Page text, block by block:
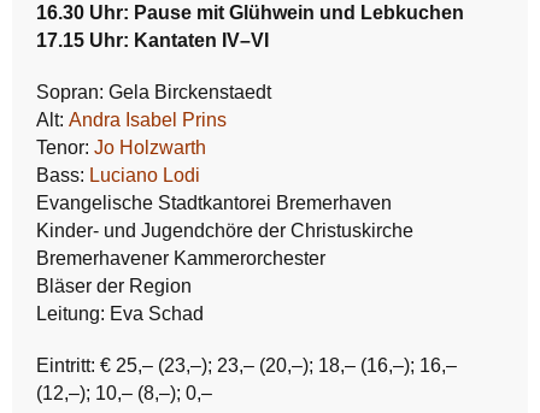
16.30 Uhr: Pause mit Glühwein und Lebkuchen
17.15 Uhr: Kantaten IV–VI
Sopran: Gela Birckenstaedt
Alt: Andra Isabel Prins
Tenor: Jo Holzwarth
Bass: Luciano Lodi
Evangelische Stadtkantorei Bremerhaven
Kinder- und Jugendchöre der Christuskirche
Bremerhavener Kammerorchester
Bläser der Region
Leitung: Eva Schad
Eintritt: € 25,– (23,–); 23,– (20,–); 18,– (16,–); 16,–
(12,–); 10,– (8,–); 0,–